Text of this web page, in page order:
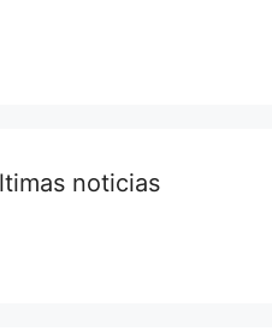
noticias